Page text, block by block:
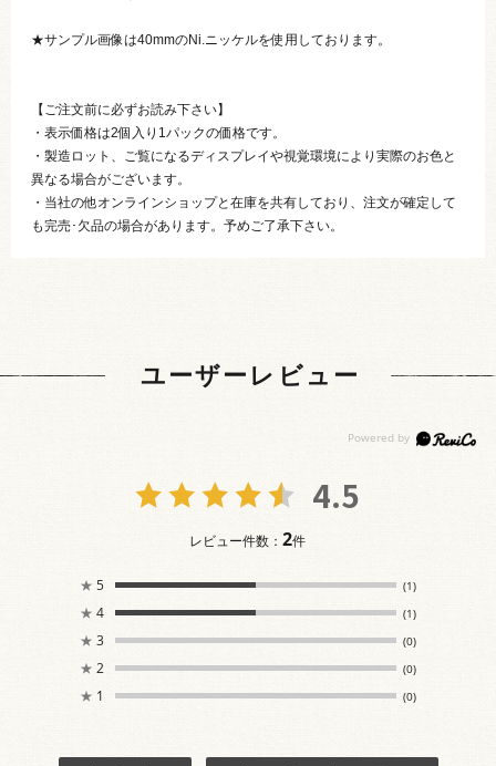
★サンプル画像は40mmのNi.ニッケルを使用しております。
【ご注文前に必ずお読み下さい】
・表示価格は2個入り1パックの価格です。
・製造ロット、ご覧になるディスプレイや視覚環境により実際のお色と
異なる場合がございます。
・当社の他オンラインショップと在庫を共有しており、注文が確定して
も完売･欠品の場合があります。予めご了承下さい。
ユーザーレビュー
4.5
レビュー件数：2件
★ 5 (1)
★ 4 (1)
★ 3 (0)
★ 2 (0)
★ 1 (0)